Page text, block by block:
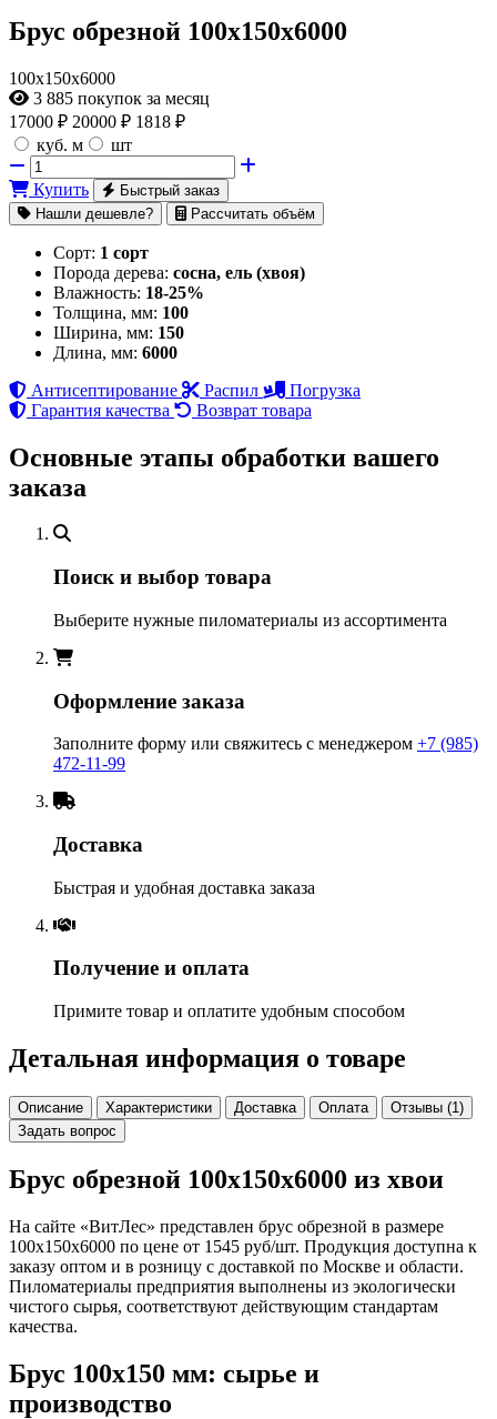
Брус обрезной 100х150х6000
100х150х6000
3 885 покупок за месяц
17000 ₽ 20000 ₽ 1818 ₽
куб. м
шт
Купить
Быстрый заказ
Нашли дешевле?
Рассчитать объём
Сорт: 1 сорт
Порода дерева: сосна, ель (хвоя)
Влажность: 18-25%
Толщина, мм: 100
Ширина, мм: 150
Длина, мм: 6000
Антисептирование
Распил
Погрузка
Гарантия качества
Возврат товара
Основные этапы обработки вашего
заказа
Поиск и выбор товара
Выберите нужные пиломатериалы из ассортимента
Оформление заказа
Заполните форму или свяжитесь с менеджером +7 (985)
472-11-99
Доставка
Быстрая и удобная доставка заказа
Получение и оплата
Примите товар и оплатите удобным способом
Детальная информация о товаре
Описание Характеристики Доставка Оплата
Отзывы (1)
Задать вопрос
Брус обрезной 100х150х6000 из хвои
На сайте «ВитЛес» представлен брус обрезной в размере
100х150х6000 по цене от 1545 руб/шт. Продукция доступна к
заказу оптом и в розницу с доставкой по Москве и области.
Пиломатериалы предприятия выполнены из экологически
чистого сырья, соответствуют действующим стандартам
качества.
Брус 100х150 мм: сырье и
производство